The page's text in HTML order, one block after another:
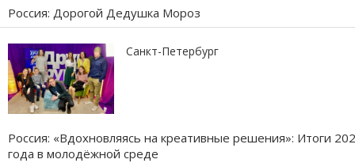
Россия: Дорогой Дедушка Мороз
Санкт-Петербург
Россия: «Вдохновляясь на креативные решения»: Итоги
года в молодёжной среде